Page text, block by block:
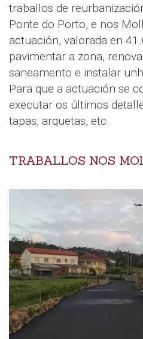
traballos de
Ponte do Porto, e nos
actuación, valorada en
pavimentar a zona,
saneamento e instalar
Para que a actuación se
executar os últimos
tapas, arquetas, etc.
TRABALLOS NOS